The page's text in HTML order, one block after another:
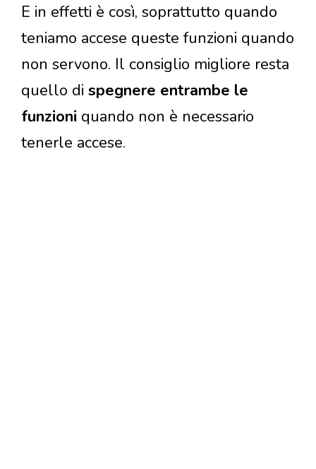
E in effetti è così, soprattutto quando
teniamo accese queste funzioni quando
non servono. Il consiglio migliore resta
quello di spegnere entrambe le
funzioni quando non è necessario
tenerle accese.